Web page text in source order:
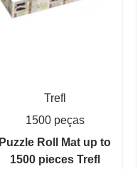
Trefl
1500 peças
Puzzle Roll Mat up to
1500 pieces Trefl